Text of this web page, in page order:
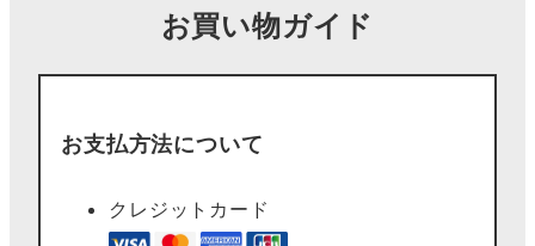
お買い物ガイド
お支払方法について
クレジットカード